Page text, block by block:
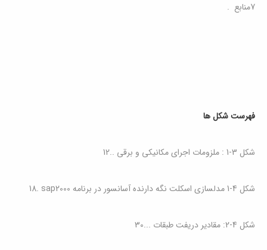
7منابع .
فهرست شکل ها
شکل ‏3‑1 : ملزومات اجرای مکانیکی و برقی ..
12
شکل ‏4‑1 مدلسازی اسکلت نگه دارنده آسانسور در برنامه sap2000
.
18
شکل ‏4‑2: مقادیر دریفت طبقات ...
30